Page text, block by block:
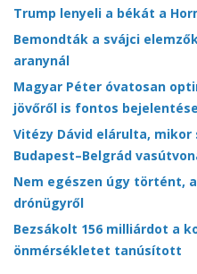
Trump lenyeli a békát a
Bemondták a svájci
aranynál
Magyar Péter óvatosan
jövőről is fontos
Vitézy Dávid elárulta,
Budapest–Belgrád
Nem egészen úgy történt,
drónügyről
Bezsákolt 156 milliárdot a
önmérsékletet tanúsított